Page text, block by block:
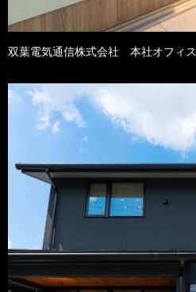
双葉電気通信株式会社 本社オフィス